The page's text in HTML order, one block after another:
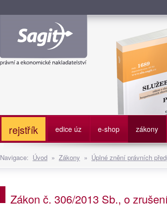
Služební
rejstřík edice úz e-shop zákony
Navigace: Úvod » Zákony » Úplné znění právních
Zákon č. 306/2013 Sb., o